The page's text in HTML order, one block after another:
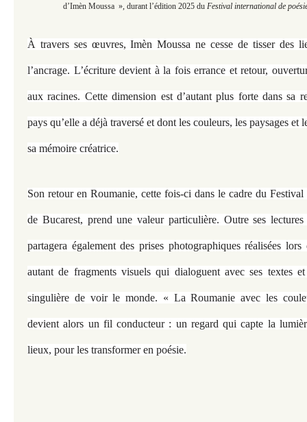
d’Imèn Moussa », durantl’édition 2025 du Festival international de
À travers ses œuvres, Imèn Moussa ne cesse de tisser des
l’ancrage. L’écriture devient à la fois errance et retour,
aux racines. Cette dimension est d’autant plus forte dans sa
pays qu’elle a déjà traversé et dont les couleurs, les paysages et
sa mémoire créatrice.
Son retour en Roumanie, cette fois-ci dans le cadre du
de Bucarest, prend une valeur particulière. Outre ses
partagera également des prises photographiques réalisées lors
autant de fragments visuels qui dialoguent avec ses textes
singulière de voir le monde. « La Roumanie avec les
devient alors un fil conducteur : un regard qui capte la
lieux, pour les transformer en poésie.